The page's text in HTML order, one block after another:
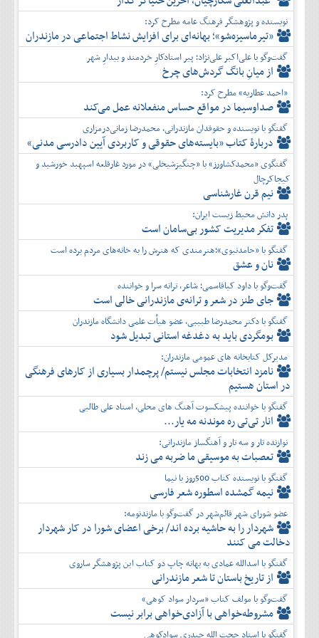
بهمن
اسفند
آذر
دی
بهمن
اسفند
نویسنده و پژوهشگر فرهنگ عامه مطرح کرد:
«تیرماسیزه‌شو»؛ بهانه‌ای برای افزایش نشاط اجتماعی در مازندران
گفت‌وگو با علی‌اکبر علی‌نژاد؛ پیر استادکارِ خردمند و بیدارِ شهر
از میانِ بانگ گردش‌های چرخ
«احمد عطاریه» مطرح کرد:
صداوسیما در مواقع حساس منفعلانه عمل می‌کند
گفتگو با نویسنده و حقوقدان مازندرانی، محمدرضا زمانی‌درمزاری
دربارۀ کتاب ”بایسته‌های حقوقی و کاربردی آیین دادرسی مدنی»
گفتگوی «محمدکشاورز» با «چنگیزشیخلی» در مورد غارقلعه اسپهبد خورشید و
کیجاکرچال
نیم قرن غارشناسی
پدر دانش محیط زیست ایران:
تفكر مديريت کشور بی‌سامان است
گفتگو با «حامدنبوی»؛هنرمندی که هنرش را به خانه‌های مردم برده است
نان و عشق
گفت‌وگو با داود کیاقاسمی؛ شاعر، ترانه سرا و خواننده
جای طنز در شعر و ترانه‌ی مازندرانی خالی است
گفتگو با دکتر محمدرضا طبیبی، عضو هیأت علمی دانشگاه مازندران
بومگردی باید به دغدغه استانی تبدیل شود
مدیرکل کتابخانه های عمومی مازندران:
نامزد انتخابات مجلس نیستم/ پرچمدار بسیاری از کارهای فرهنگی
در استان هستیم
گفتگو با خواننده پیشکسوت آهنگ های محلی، استاد علی طالبی
انار تی‌تی ره موندنه مه یار...
نوازنده تار و سه تار و آهنگساز مازندرانی:
تعصبات به موسیقی ما ضربه می زند
گفتگو با نویسنده کتاب 500روز با نیما
نیمه گمشده اسطوره شعر فارسی
عضو شورای شهر قائم‌شهر در گفت‌و‌گو با مازندنومه:
شهردار را به حاشیه برده اند/ برخی اعضای شورا در کار شهردار
دخالت می کنند
گفتگو با اسدالله عمادی به بهانه چاپ دو کتاب این پژوهشگر ساروی
از تاریخ باستان تا شعر مازندرانی
گفت‌وگو با مولف کتاب «سردار سواد کوهی»
مشروطه‌خواهی با آزادی‌خواهی برابر نیست